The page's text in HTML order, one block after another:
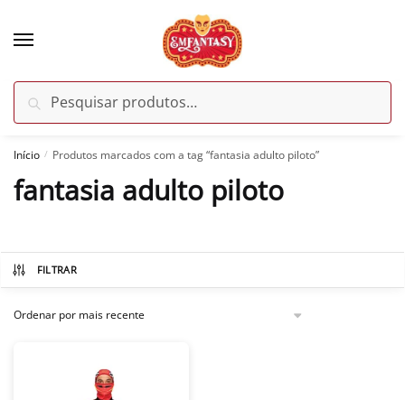
por:
Pesquisar
Início / Produtos marcados com a tag “fantasia adulto piloto”
fantasia adulto piloto
FILTRAR